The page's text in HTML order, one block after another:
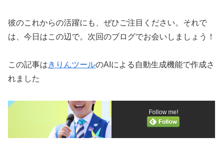
彼のこれからの活躍にも、ぜひご注目ください。それで
は、今日はこの辺で。次回のブログでお会いしましょう！
この記事はきりんツールのAIによる自動生成機能で作成さ
れました
Follow me!